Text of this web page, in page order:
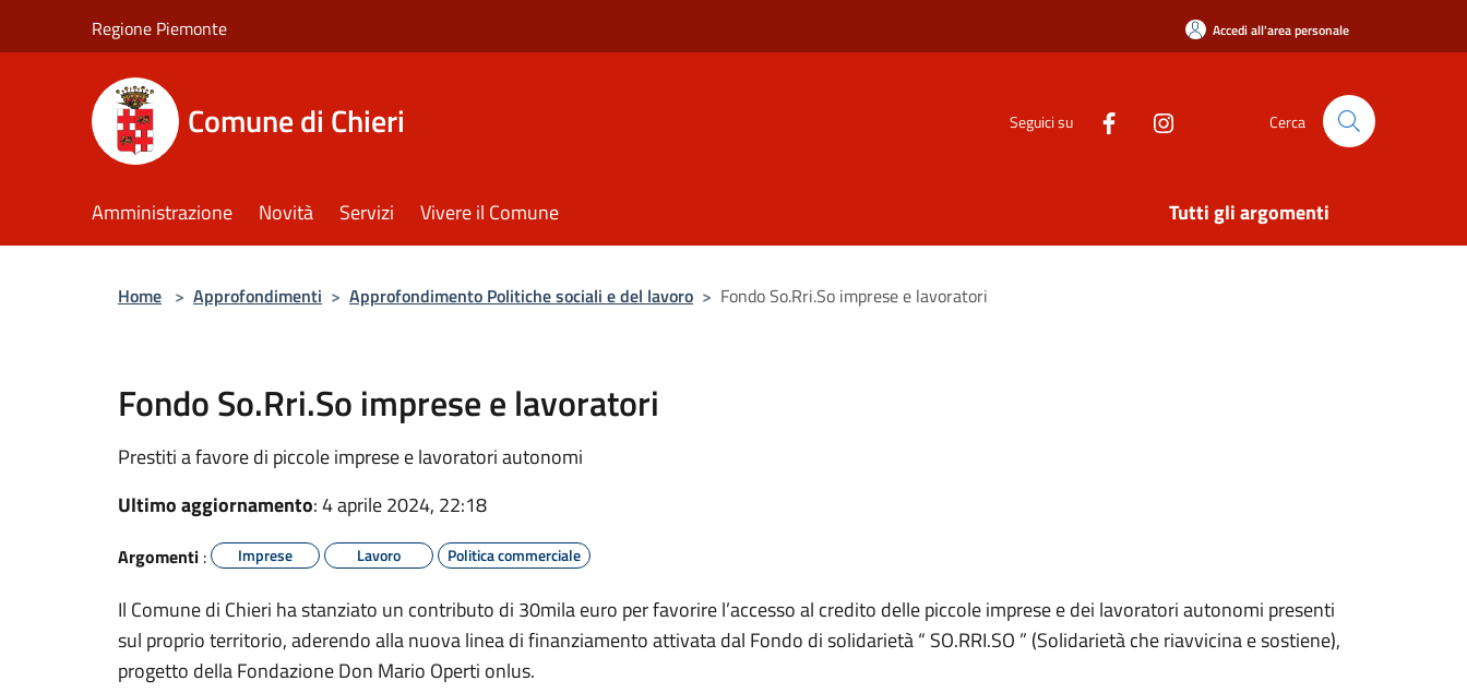
Regione Piemonte Accedi all'area personale
Comune di Chieri Seguici su Cerca
Amministrazione Novità Servizi Vivere il Comune Tutti gli argomenti
Home > Approfondimenti > Approfondimento Politiche sociali e del lavoro > Fondo So.Rri.So imprese e lavoratori
Fondo So.Rri.So imprese e lavoratori
Prestiti a favore di piccole imprese e lavoratori autonomi
Ultimo aggiornamento: 4 aprile 2024, 22:18
Argomenti : Imprese Lavoro Politica commerciale
Il Comune di Chieri ha stanziato un contributo di 30mila euro per favorire l’accesso al credito delle piccole imprese e dei lavoratori autonomi presenti
sul proprio territorio, aderendo alla nuova linea di finanziamento attivata dal Fondo di solidarietà “ SO.RRI.SO ” (Solidarietà che riavvicina e sostiene),
progetto della Fondazione Don Mario Operti onlus.